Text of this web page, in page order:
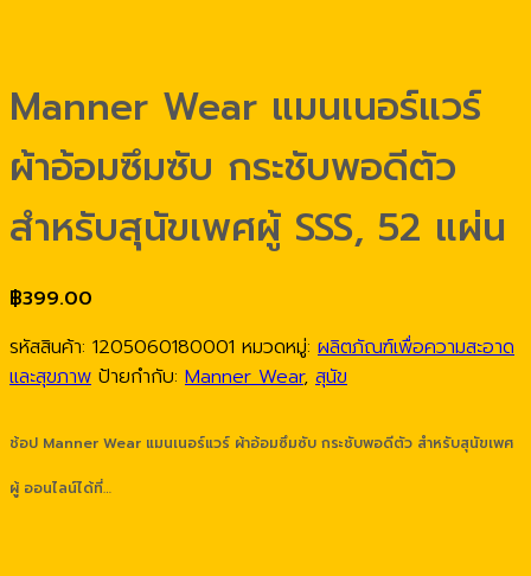
Manner Wear แมนเนอร์แวร์
ผ้าอ้อมซึมซับ กระชับพอดีตัว
สำหรับสุนัขเพศผู้ SSS, 52 แผ่น
฿399.00
รหัสสินค้า: 1205060180001 หมวดหมู่: ผลิตภัณฑ์เพื่อความสะอาด
และสุขภาพ ป้ายกำกับ: Manner Wear, สุนัข
ช้อป Manner Wear แมนเนอร์แวร์ ผ้าอ้อมซึมซับ กระชับพอดีตัว สำหรับสุนัขเพศ
ผู้ ออนไลน์ได้ที่…